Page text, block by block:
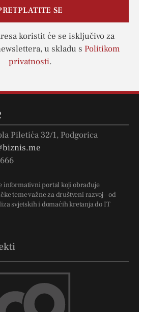
SE
koristit će se isključivo za
u skladu s Politikom
privatnosti.
Piletića 32/1, Podgorica
informativni portal koji obrađuje
teme važne za društveni razvoj – od
svjetskih i domaćih kretanja do IT